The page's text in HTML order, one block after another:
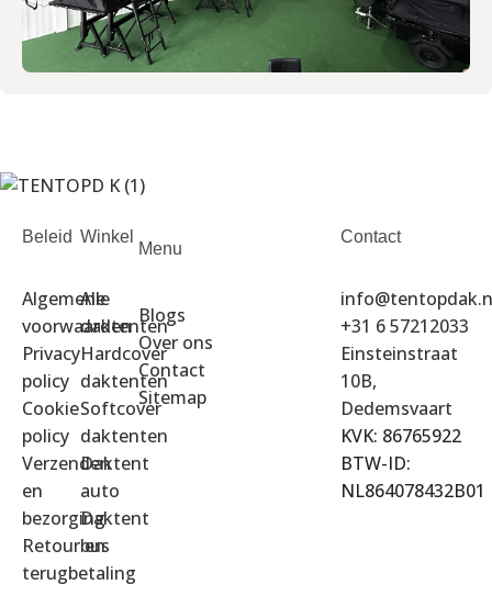
Beleid
Algemene
voorwaarden
Privacy
policy
Cookie
policy
Verzenden
en
bezorging
Retour en
terugbetaling
Winkel
Alle
daktenten
Hardcover
daktenten
Softcover
daktenten
Daktent
auto
Daktent
bus
Menu
Blogs
Over ons
Contact
Sitemap
Contact
+31 6 57212033
Einsteinstraat
10B,
Dedemsvaart
KVK: 86765922
BTW-ID:
NL864078432B01